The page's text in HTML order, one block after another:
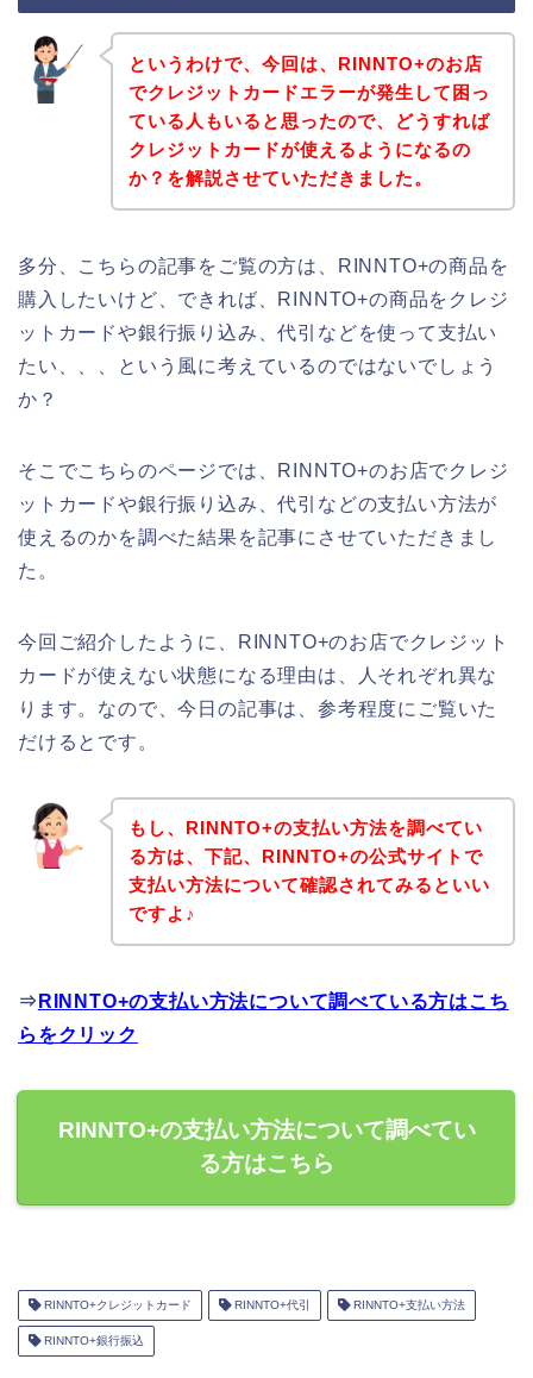
というわけで、今回は、RINNTO+のお店
でクレジットカードエラーが発生して困っ
ている人もいると思ったので、どうすれば
クレジットカードが使えるようになるの
か？を解説させていただきました。
多分、こちらの記事をご覧の方は、RINNTO+の商品を
購入したいけど、できれば、RINNTO+の商品をクレジ
ットカードや銀行振り込み、代引などを使って支払い
たい、、、という風に考えているのではないでしょう
か？
そこでこちらのページでは、RINNTO+のお店でクレジ
ットカードや銀行振り込み、代引などの支払い方法が
使えるのかを調べた結果を記事にさせていただきまし
た。
今回ご紹介したように、RINNTO+のお店でクレジット
カードが使えない状態になる理由は、人それぞれ異な
ります。なので、今日の記事は、参考程度にご覧いた
だけるとです。
もし、RINNTO+の支払い方法を調べてい
る方は、下記、RINNTO+の公式サイトで
支払い方法について確認されてみるといい
ですよ♪
⇒ RINNTO+の支払い方法について調べている方はこち
らをクリック
RINNTO+の支払い方法について調べてい
る方はこちら
RINNTO+クレジットカード RINNTO+代引 RINNTO+支払い方法
RINNTO+銀行振込